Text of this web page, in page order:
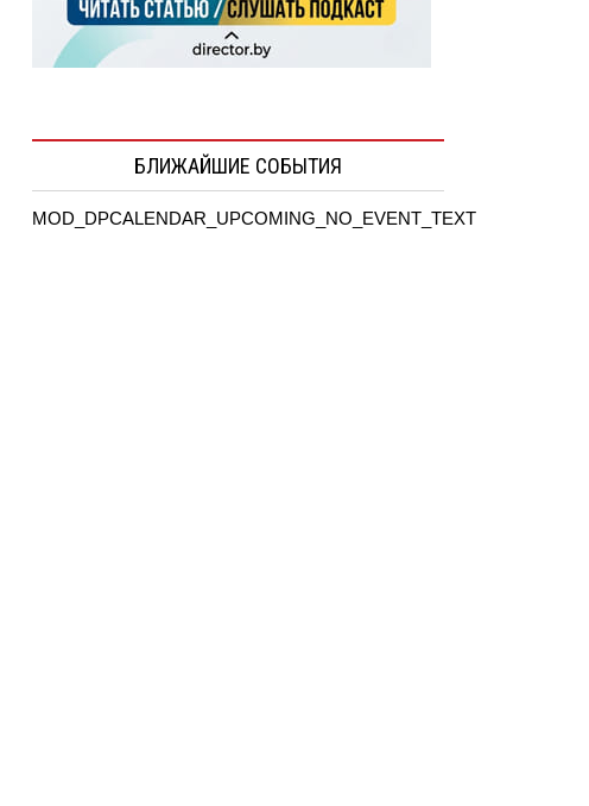
БЛИЖАЙШИЕ СОБЫТИЯ
MOD_DPCALENDAR_UPCOMING_NO_EVENT_TEXT